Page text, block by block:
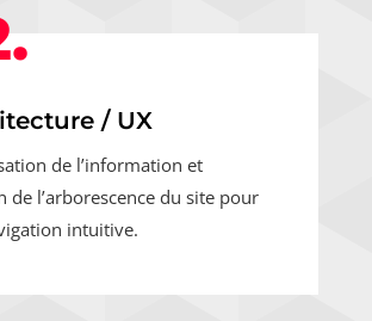
/ UX
de l’information et
de l’arborescence du site pour
intuitive.